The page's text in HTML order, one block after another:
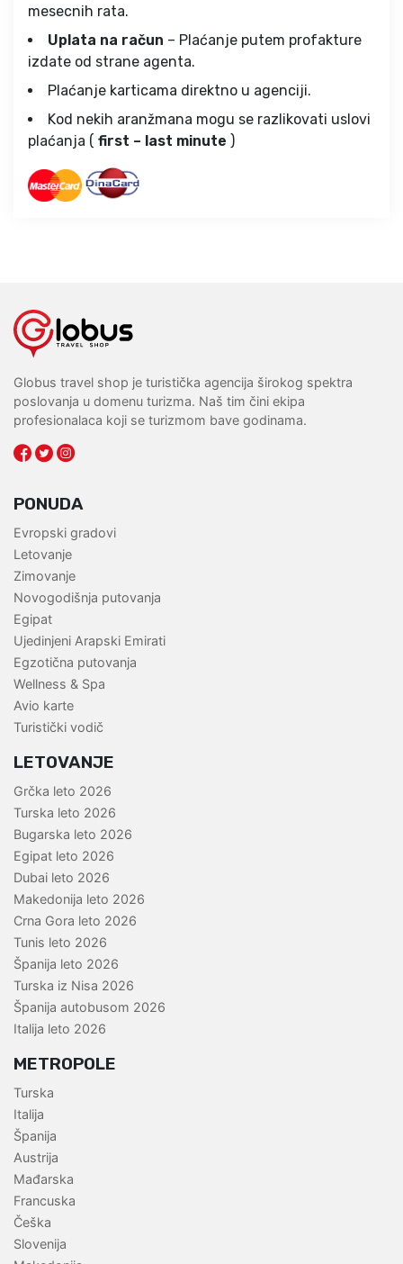
mesecnih rata.
Uplata na račun – Plaćanje putem profakture
izdate od strane agenta.
Plaćanje karticama direktno u agenciji.
Kod nekih aranžmana mogu se razlikovati uslovi
plaćanja ( first – last minute )
Globus travel shop je turistička agencija širokog spektra
poslovanja u domenu turizma. Naš tim čini ekipa
profesionalaca koji se turizmom bave godinama.
PONUDA
Evropski gradovi
Letovanje
Zimovanje
Novogodišnja putovanja
Egipat
Ujedinjeni Arapski Emirati
Egzotična putovanja
Wellness & Spa
Avio karte
Turistički vodič
LETOVANJE
Grčka leto 2026
Turska leto 2026
Bugarska leto 2026
Egipat leto 2026
Dubai leto 2026
Makedonija leto 2026
Crna Gora leto 2026
Tunis leto 2026
Španija leto 2026
Turska iz Nisa 2026
Španija autobusom 2026
Italija leto 2026
METROPOLE
Turska
Italija
Španija
Austrija
Mađarska
Francuska
Češka
Slovenija